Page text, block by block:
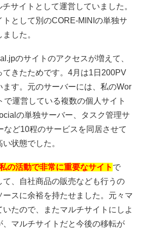
サイトとして運営していました。
トとして別のCORE-MINIの単独サ
した。
のサイトのアクセスが増えて、
てきたためです。4月は1日200PV
ます。元のサーバーには、私のWor
運営している複数の個人サイト
の単独サーバー、タスク管理サ
など10程のサービスを同居させて
状態でした。
の活動で非常に重要なサイト で
、自社商品の販売なども行うの
スに余裕を持たせました。元々マ
たので、またマルチサイトにしよ
、マルチサイトだと今後の移転が